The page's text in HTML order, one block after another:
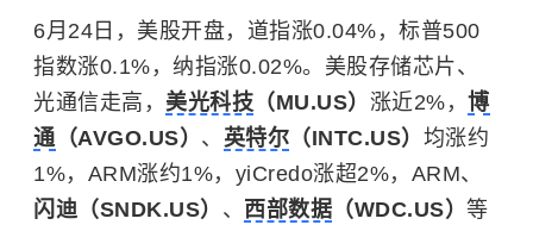
6月24日，美股开盘，道指涨0.04%，标普500
指数涨0.1%，纳指涨0.02%。美股存储芯片、
光通信走高， 美光科技 （MU.US） 涨近2%， 博
通 （AVGO.US） 、 英特尔 （INTC.US） 均涨约
1%，ARM涨约1%，yiCredo涨超2%，ARM、
闪迪（SNDK.US） 、 西部数据 （WDC.US） 等